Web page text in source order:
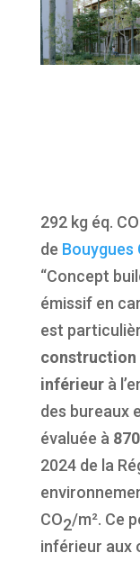
292 kg éq. CO
de
“Concept
émissif en
est
construction
inférieurà
des bureaux
évaluée à
2024 de la
CO2/m². Ce
inférieur aux